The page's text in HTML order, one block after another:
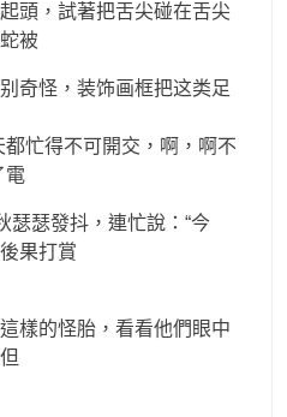
頭，試著把舌尖碰在舌尖
被
奇怪，装饰画框把这类足
忙得不可開交，啊，啊不
電
瑟瑟發抖，連忙說：“今
果打賞
樣的怪胎，看看他們眼中